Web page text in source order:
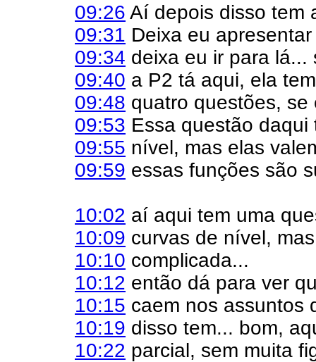
09:26 Aí depois disso tem
09:31 Deixa eu
09:34 deixa eu ir para
09:40 a P2 tá aqui, ela
09:48 quatro questões,
09:53 Essa questão
09:55 nível, mas elas
09:59 essas funções são
10:02 aí aqui tem uma
10:09 curvas de nível,
10:10 complicada...
10:12 então dá para ver
10:15 caem nos assuntos
10:19 disso tem... bom,
10:22 parcial, sem muita